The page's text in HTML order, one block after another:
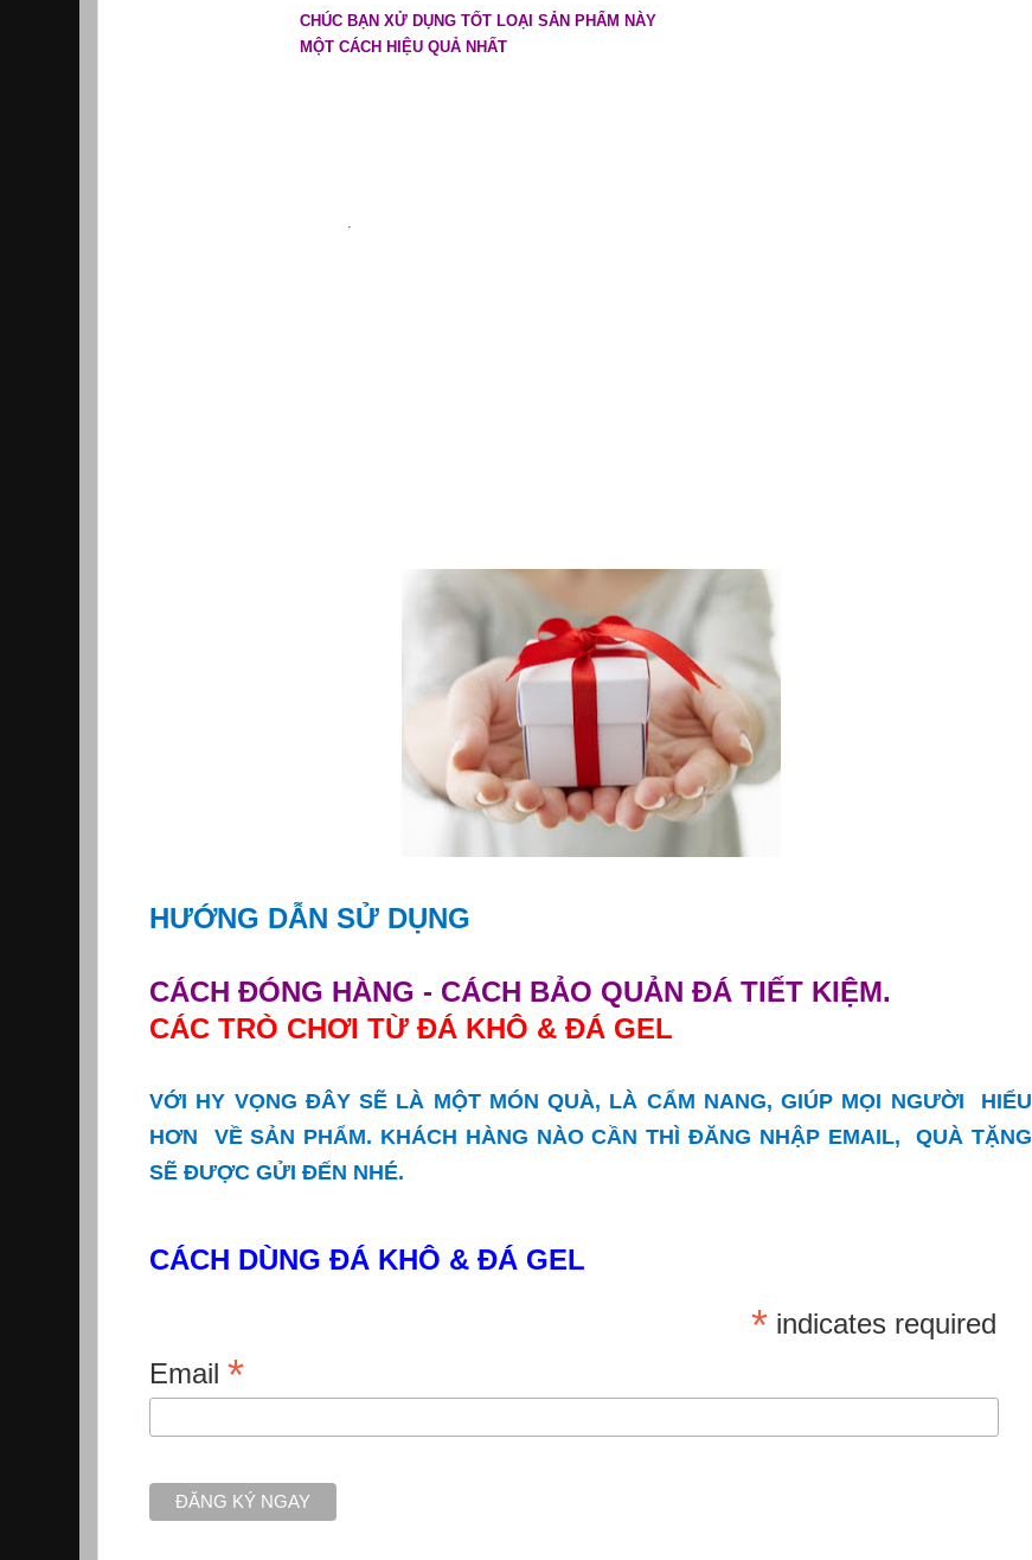
CHÚC BẠN XỬ DỤNG TỐT LOẠI SẢN PHẨM NÀY
MỘT CÁCH HIỆU QUẢ NHẤT
.
HƯỚNG DẪN SỬ DỤNG
CÁCH ĐÓNG HÀNG - CÁCH BẢO QUẢN ĐÁ TIẾT KIỆM.
CÁC TRÒ CHƠI TỪ ĐÁ KHÔ & ĐÁ GEL
VỚI HY VỌNG ĐÂY SẼ LÀ MỘT MÓN QUÀ, LÀ CẨM NANG, GIÚP MỌI NGƯỜI HIỂU
HƠN VỀ SẢN PHẨM. KHÁCH HÀNG NÀO CẦN THÌ ĐĂNG NHẬP EMAIL, QUÀ TẶNG
SẼ ĐƯỢC GỬI ĐẾN NHÉ.
CÁCH DÙNG ĐÁ KHÔ & ĐÁ GEL
* indicates required
Email*